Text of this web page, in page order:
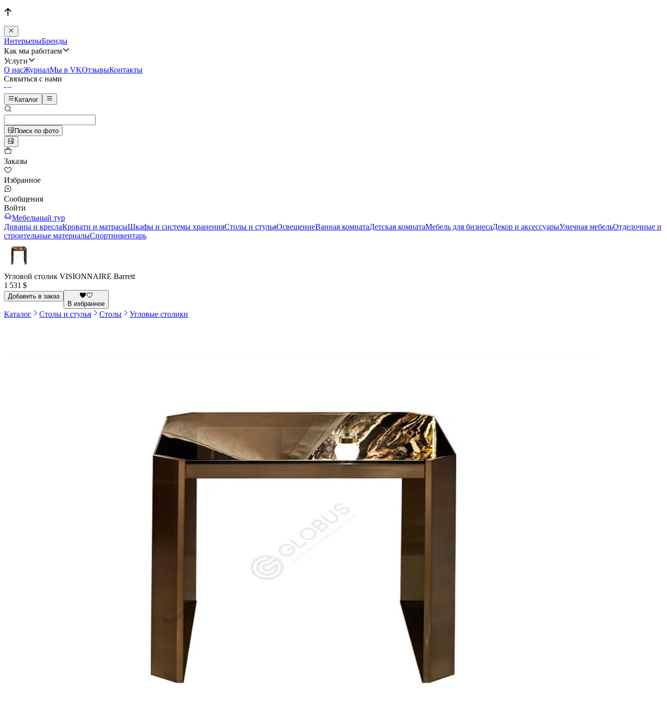
ИнтерьерыБренды
Как мы работаем
Услуги
О насЖурналМы в VKОтзывыКонтакты
Связаться с нами
Каталог
Поиск по фото
Заказы
Избранное
Сообщения
Войти
Мебельный тур
Диваны и креслаКровати и матрасыШкафы и системы храненияСтолы и стульяОсвещениеВанная комнатаДетская комнатаМебель для бизнесаДекор и аксессуарыУличная мебельОтделочные и
строительные материалыСпортинвентарь
Угловой столик VISIONNAIRE Barrett
1 531 $
Добавить в заказ
В избранное
Каталог Столы и стулья Столы Угловые столики